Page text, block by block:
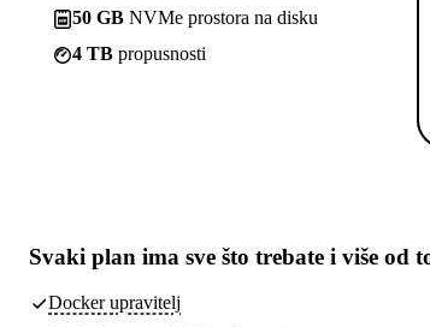
50 GB NVMe prostora na disku
4 TB propusnosti
Svaki plan ima sve što trebate i više od
Docker upravitelj